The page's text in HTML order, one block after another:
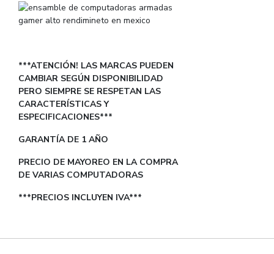
***ATENCIÓN! LAS MARCAS PUEDEN
CAMBIAR SEGÚN DISPONIBILIDAD
PERO SIEMPRE SE RESPETAN LAS
CARACTERÍSTICAS Y
ESPECIFICACIONES***
GARANTÍA DE 1 AÑO
PRECIO DE MAYOREO EN LA COMPRA
DE VARIAS COMPUTADORAS
***PRECIOS INCLUYEN IVA***